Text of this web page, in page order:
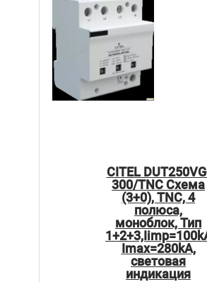
CITEL
300/TNC Схема
(3+0), TNC, 4
полюса,
моноблок, Тип
Imax=280kA,
световая
индикация